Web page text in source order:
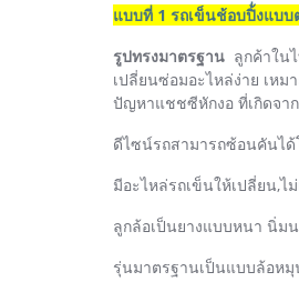
แบบที่ 1 รถเข็นช้อบปิ้่งแบบ
รูปทรงมาตรฐาน ลูกค้าใน
เปลี่ยนซ่อมอะไหล่ง่าย เห
ปัญหาแชชซีหักงอ ที่เกิดจา
ดีไซน์รถสามารถซ้อนคันได้
มีอะไหล่รถเข็นให้เปลี่ยน,
ลูกล้อเป็นยางแบบหนา นิ่ม
รุ่นมาตรฐานเป็นแบบล้อหมุ